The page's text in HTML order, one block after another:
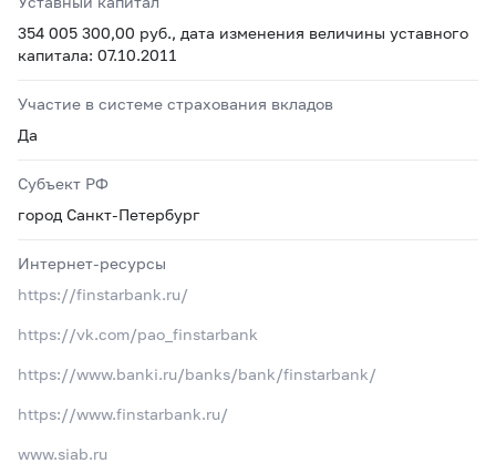
354 005 300,00 руб., дата изменения величины уставного
капитала: 07.10.2011
Участие в системе страхования вкладов
Да
Субъект РФ
город Санкт-Петербург
Интернет-ресурсы
https://finstarbank.ru/
https://vk.com/pao_finstarbank
https://www.banki.ru/banks/bank/finstarbank/
https://www.finstarbank.ru/
www.siab.ru